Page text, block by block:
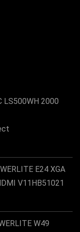
LS500WH 2000
E24 XGA
V11HB51021
W49